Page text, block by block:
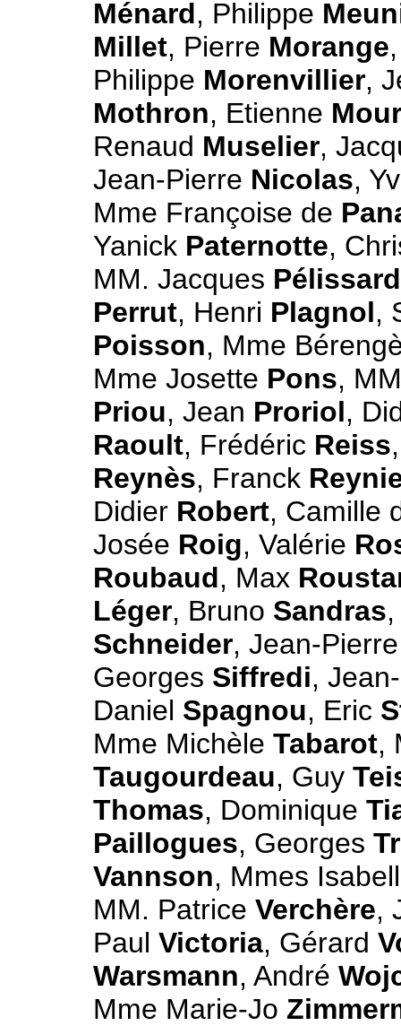
Ménard, Philippe
Millet, Pierre Morange
Philippe Morenvillier,
Mothron, Etienne
Renaud Muselier,
Jean-Pierre Nicolas,
Mme Françoise de
Yanick Paternotte,
MM. Jacques Pélissard
Perrut, Henri Plagnol,
Poisson, Mme
Mme Josette Pons,
Priou, Jean Proriol,
Raoult, Frédéric Reiss
Reynès, Franck
Didier Robert, Camille
Josée Roig, Valérie
Roubaud, Max
Léger, Bruno Sandras
Schneider, Jean-
Georges Siffredi,
Daniel Spagnou, Eric
Mme Michèle Tabarot,
Taugourdeau, Guy
Thomas, Dominique
Paillogues, Georges
Vannson, Mmes
MM. Patrice Verchère,
Paul Victoria, Gérard
Warsmann, André
Mme Marie-Jo